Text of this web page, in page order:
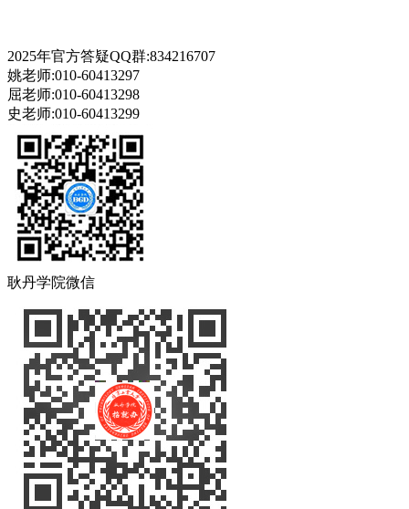
2025年官方答疑QQ群:834216707
姚老师:010-60413297
屈老师:010-60413298
史老师:010-60413299
耿丹学院微信